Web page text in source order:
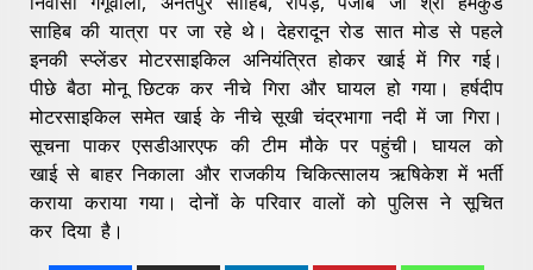
साहिब की यात्रा पर जा रहे थे। देहरादून रोड सात मोड से पहले
इनकी स्प्लेंडर मोटरसाइकिल अनियंत्रित होकर खाई में गिर गई।
पीछे बैठा मोनू छिटक कर नीचे गिरा और घायल हो गया। हर्षदीप
मोटरसाइकिल समेत खाई के नीचे सूखी चंद्रभागा नदी में जा गिरा।
सूचना पाकर एसडीआरएफ की टीम मौके पर पहुंची। घायल को
खाई से बाहर निकाला और राजकीय चिकित्सालय ऋषिकेश में भर्ती
कराया कराया गया। दोनों के परिवार वालों को पुलिस ने सूचित
कर दिया है।